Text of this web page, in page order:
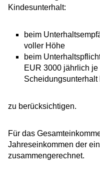
Kindesunterhalt:
beim
voller Höhe
beim
EUR 3000 jährlich
zu berücksichtigen.
Für das
Jahreseinkommen der
zusammengerechnet.